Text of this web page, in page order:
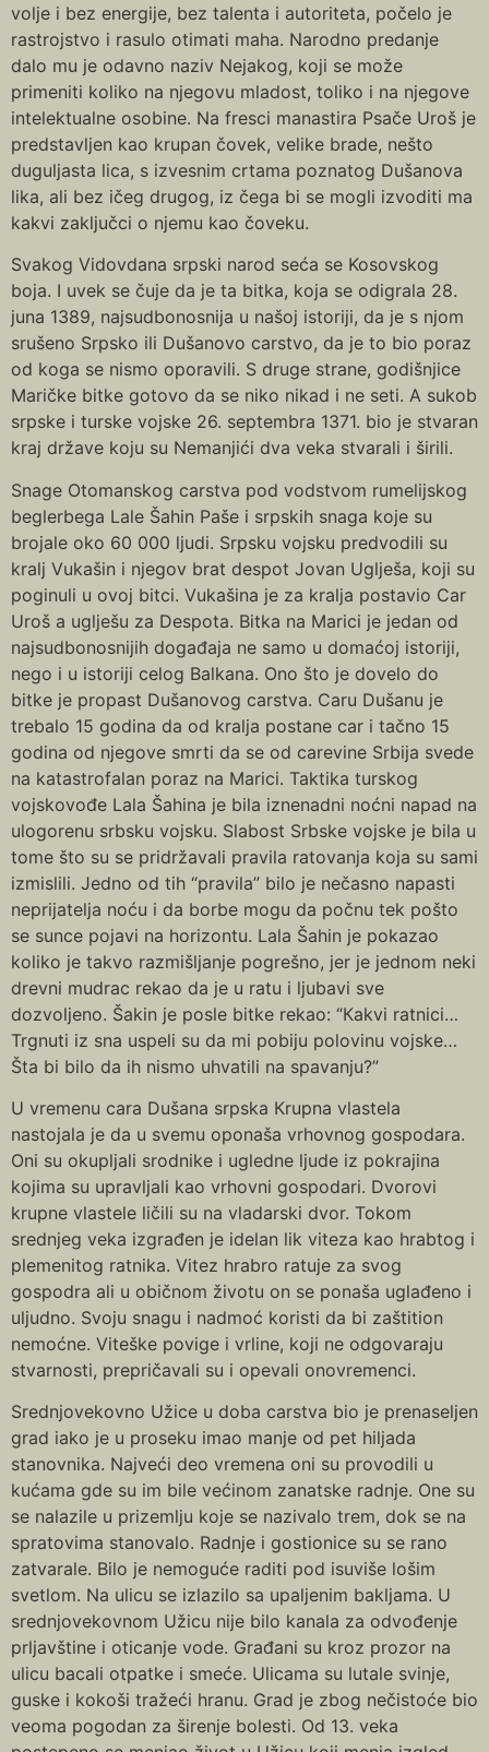
volje i bez energije, bez talenta i autoriteta, počelo je
rastrojstvo i rasulo otimati maha. Narodno predanje
dalo mu je odavno naziv Nejakog, koji se može
primeniti koliko na njegovu mladost, toliko i na njegove
intelektualne osobine. Na fresci manastira Psače Uroš je
predstavljen kao krupan čovek, velike brade, nešto
duguljasta lica, s izvesnim crtama poznatog Dušanova
lika, ali bez ičeg drugog, iz čega bi se mogli izvoditi ma
kakvi zaključci o njemu kao čoveku.
Svakog Vidovdana srpski narod seća se Kosovskog
boja. I uvek se čuje da je ta bitka, koja se odigrala 28.
juna 1389, najsudbonosnija u našoj istoriji, da je s njom
srušeno Srpsko ili Dušanovo carstvo, da je to bio poraz
od koga se nismo oporavili. S druge strane, godišnjice
Maričke bitke gotovo da se niko nikad i ne seti. A sukob
srpske i turske vojske 26. septembra 1371. bio je stvaran
kraj države koju su Nemanjići dva veka stvarali i širili.
Snage Otomanskog carstva pod vodstvom rumelijskog
beglerbega Lale Šahin Paše i srpskih snaga koje su
brojale oko 60 000 ljudi. Srpsku vojsku predvodili su
kralj Vukašin i njegov brat despot Jovan Uglješa, koji su
poginuli u ovoj bitci. Vukašina je za kralja postavio Car
Uroš a uglješu za Despota. Bitka na Marici je jedan od
najsudbonosnijih događaja ne samo u domaćoj istoriji,
nego i u istoriji celog Balkana. Ono što je dovelo do
bitke je propast Dušanovog carstva. Caru Dušanu je
trebalo 15 godina da od kralja postane car i tačno 15
godina od njegove smrti da se od carevine Srbija svede
na katastrofalan poraz na Marici. Taktika turskog
vojskovođe Lala Šahina je bila iznenadni noćni napad na
ulogorenu srbsku vojsku. Slabost Srbske vojske je bila u
tome što su se pridržavali pravila ratovanja koja su sami
izmislili. Jedno od tih “pravila” bilo je nečasno napasti
neprijatelja noću i da borbe mogu da počnu tek pošto
se sunce pojavi na horizontu. Lala Šahin je pokazao
koliko je takvo razmišljanje pogrešno, jer je jednom neki
drevni mudrac rekao da je u ratu i ljubavi sve
dozvoljeno. Šakin je posle bitke rekao: “Кakvi ratnici…
Trgnuti iz sna uspeli su da mi pobiju polovinu vojske…
Šta bi bilo da ih nismo uhvatili na spavanju?”
U vremenu cara Dušana srpska Кrupna vlastela
nastojala je da u svemu oponaša vrhovnog gospodara.
Oni su okupljali srodnike i ugledne ljude iz pokrajina
kojima su upravljali kao vrhovni gospodari. Dvorovi
krupne vlastele ličili su na vladarski dvor. Tokom
srednjeg veka izgrađen je idelan lik viteza kao hrabtog i
plemenitog ratnika. Vitez hrabro ratuje za svog
gospodra ali u običnom životu on se ponaša uglađeno i
uljudno. Svoju snagu i nadmoć koristi da bi zaštition
nemoćne. Viteške povige i vrline, koji ne odgovaraju
stvarnosti, prepričavali su i opevali onovremenci.
Srednjovekovno Užice u doba carstva bio je prenaseljen
grad iako je u proseku imao manje od pet hiljada
stanovnika. Najveći deo vremena oni su provodili u
kućama gde su im bile većinom zanatske radnje. One su
se nalazile u prizemlju koje se nazivalo trem, dok se na
spratovima stanovalo. Radnje i gostionice su se rano
zatvarale. Bilo je nemoguće raditi pod isuviše lošim
svetlom. Na ulicu se izlazilo sa upaljenim bakljama. U
srednjovekovnom Užicu nije bilo kanala za odvođenje
prljavštine i oticanje vode. Građani su kroz prozor na
ulicu bacali otpatke i smeće. Ulicama su lutale svinje,
guske i kokoši tražeći hranu. Grad je zbog nečistoće bio
veoma pogodan za širenje bolesti. Od 13. veka